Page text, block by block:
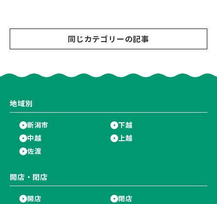
同じカテゴリーの記事
地域別
新潟市
下越
中越
上越
佐渡
開店・閉店
開店 閉店